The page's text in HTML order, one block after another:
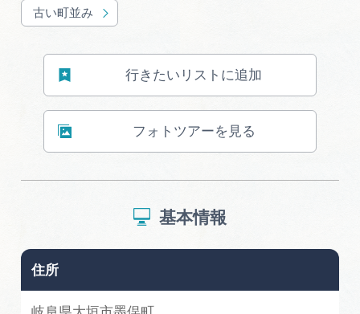
運営組織
広告掲載
サイトポリシー
古い町並み
行きたいリストに追加
フォトツアーを見る
基本情報
住所